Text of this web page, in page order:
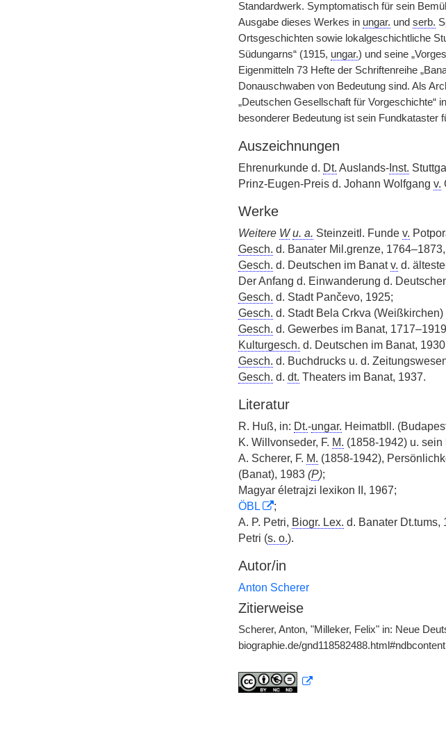
Standardwerk. Symptomatisch für sein
Ausgabe dieses Werkes in ungar. und serb.
Ortsgeschichten sowie lokalgeschichtliche
Südungarns“ (1915, ungar.) und seine
Eigenmitteln 73 Hefte der Schriftenreihe
Donauschwaben von Bedeutung sind. Als
„Deutschen Gesellschaft für Vorgeschichte“
besonderer Bedeutung ist sein Fundkataster
Auszeichnungen
Ehrenurkunde d. Dt. Auslands-Inst.
Prinz-Eugen-Preis d. Johann Wolfgang v.
Werke
Weitere W u. a. Steinzeitl. Funde v.
Gesch. d. Banater Mil.grenze,
Gesch. d. Deutschen im Banatv. d.
Der Anfang d. Einwanderung d.
Gesch. d. Stadt Pančevo, 1925;
Gesch. d. Stadt Bela Crkva
Gesch. d. Gewerbes im Banat,
Kulturgesch. d. Deutschen im Banat,
Gesch. d. Buchdrucks u. d.
Gesch. d. dt. Theaters im Banat, 1937.
Literatur
R. Huß, in: Dt.-ungar. Heimatbll.
K. Willvonseder, F. M. (1858-1942) u. sein
A. Scherer, F. M. (1858-1942),
(Banat), 1983 (P);
Magyar életrajzi lexikon II, 1967;
ÖBL
;
A. P. Petri, Biogr. Lex. d. Banater Dt.tums,
Petri (s. o.).
Autor/in
Anton Scherer
Zitierweise
Scherer, Anton, "Milleker, Felix" in: Neue
biographie.de/gnd118582488.html#ndbcontent